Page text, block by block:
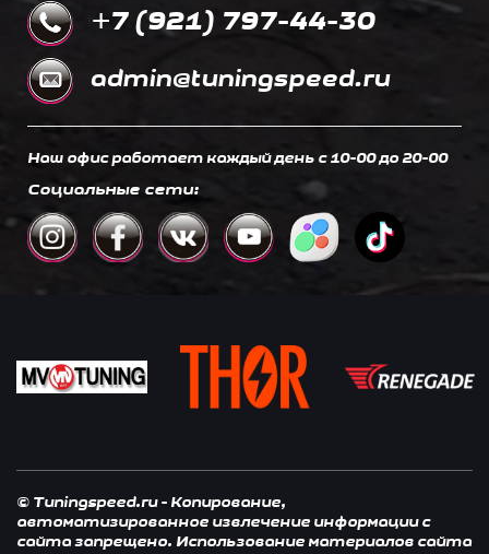
+7 (921) 797-44-30
admin@tuningspeed.ru
Наш офис работает каждый день c 10-00 до 20-00
Социальные сети:
© Tuningspeed.ru - Копирование,
автоматизированное извлечение информации с
сайта запрещено. Использование материалов сайта